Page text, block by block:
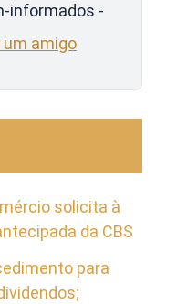
informados -
amigo
solicita à
da CBS
para